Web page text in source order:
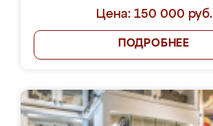
Цена: 150 000 руб.
ПОДРОБНЕЕ